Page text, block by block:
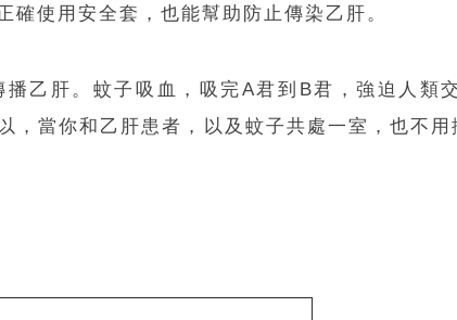
確使用安全套，也能幫助防止傳染乙肝。
乙肝。蚊子吸血，吸完A君到B君，強迫人類
，當你和乙肝患者，以及蚊子共處一室，也不